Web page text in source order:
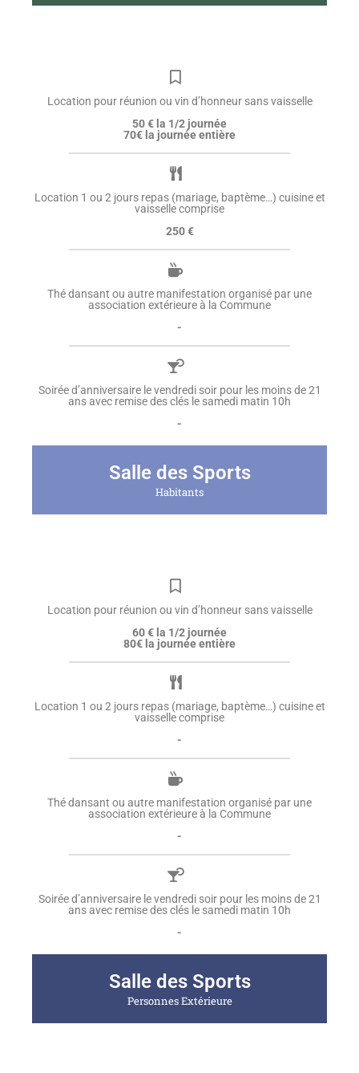
Location pour réunion ou vin d’honneur sans vaisselle
50 € la 1/2 journée
70€ la journée entière
Location 1 ou 2 jours repas (mariage, baptème…) cuisine et
vaisselle comprise
250 €
Thé dansant ou autre manifestation organisé par une
association extérieure à la Commune
-
Soirée d’anniversaire le vendredi soir pour les moins de 21
ans avec remise des clés le samedi matin 10h
-
Salle des Sports
Habitants
Location pour réunion ou vin d’honneur sans vaisselle
60 € la 1/2 journée
80€ la journée entière
Location 1 ou 2 jours repas (mariage, baptème…) cuisine et
vaisselle comprise
-
Thé dansant ou autre manifestation organisé par une
association extérieure à la Commune
-
Soirée d’anniversaire le vendredi soir pour les moins de 21
ans avec remise des clés le samedi matin 10h
-
Salle des Sports
Personnes Extérieure